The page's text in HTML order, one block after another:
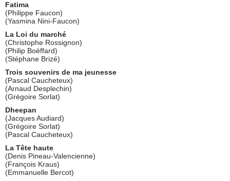
Fatima
(Philippe Faucon)
(Yasmina Nini-Faucon)
La Loi du marché
(Christophe Rossignon)
(Philip Boëffard)
(Stéphane Brizé)
Trois souvenirs de ma jeunesse
(Pascal Caucheteux)
(Arnaud Desplechin)
(Grégoire Sorlat)
Dheepan
(Jacques Audiard)
(Grégoire Sorlat)
(Pascal Caucheteux)
La Tête haute
(Denis Pineau-Valencienne)
(François Kraus)
(Emmanuelle Bercot)